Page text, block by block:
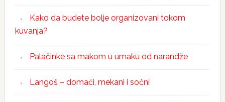
Kako da budete bolje organizovani tokom
kuvanja?
Palačinke sa makom u umaku od narandže
Langoš – domaći, mekani i sočni